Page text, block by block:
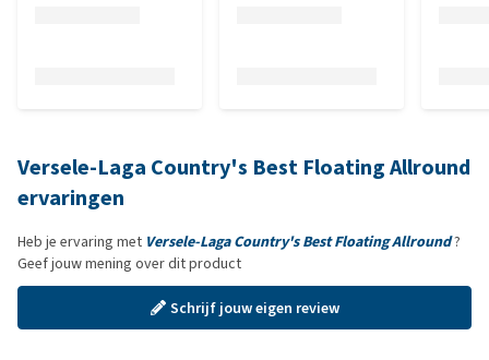
Versele-Laga Country's Best Floating Allround
ervaringen
Heb je ervaring met Versele-Laga Country's Best Floating Allround?
Geef jouw mening over dit product
Schrijf jouw eigen review